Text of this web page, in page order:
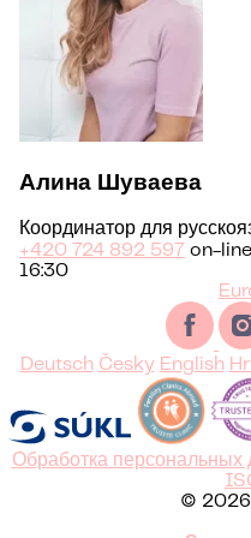
Алина Шуваева
Координатор для
+420 724 892 597 on-
16:30
Deutsch Česky English
Обработка персональных
© 2026